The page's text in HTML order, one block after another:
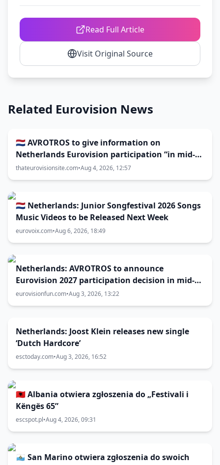
Read Full Article
Visit Original Source
Related Eurovision News
🇳🇱 AVROTROS to give information on
Netherlands Eurovision participation “in mid-
August”
thateurovisionsite.com•Aug 4, 2026, 12:57
🇳🇱 Netherlands: Junior Songfestival 2026 Songs
Music Videos to be Released Next Week
eurovoix.com•Aug 6, 2026, 18:49
Netherlands: AVROTROS to announce
Eurovision 2027 participation decision in mid-
August
eurovisionfun.com•Aug 3, 2026, 13:22
Netherlands: Joost Klein releases new single
‘Dutch Hardcore’
esctoday.com•Aug 3, 2026, 16:52
🇦🇱 Albania otwiera zgłoszenia do „Festivali i
Këngës 65”
escspot.pl•Aug 4, 2026, 09:31
🇸🇲 San Marino otwiera zgłoszenia do swoich